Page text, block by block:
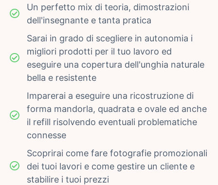
Un perfetto mix di teoria, dimostrazioni
dell'insegnante e tanta pratica
Sarai in grado di scegliere in autonomia i
migliori prodotti per il tuo lavoro ed
eseguire una copertura dell'unghia naturale
bella e resistente
Imparerai a eseguire una ricostruzione di
forma mandorla, quadrata e ovale ed anche
il refill risolvendo eventuali problematiche
connesse
Scoprirai come fare fotografie promozionali
dei tuoi lavori e come gestire un cliente e
stabilire i tuoi prezzi